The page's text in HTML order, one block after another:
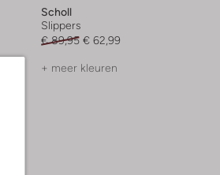
Scholl
Slippers
€ 89,95 € 62,99
+ meer kleuren